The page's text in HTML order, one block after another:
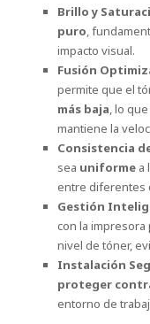
Brillo y
puro,
impacto visual.
Fusión
permite que el
más baja, lo
mantiene la
Consistencia
sea uniforme a
entre diferentes
Gestión
con la
nivel de tóner,
Instalación
proteger
entorno de